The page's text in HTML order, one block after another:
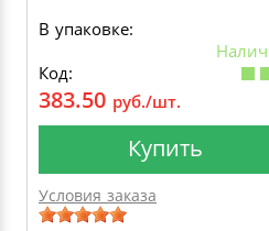
В упаковке:
Код:
383.50 руб./шт.
Купить
Условия заказа